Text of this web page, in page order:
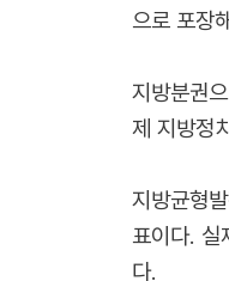
으로 포장
지방분권
제 지방정
지방균형
표이다. 실
다.